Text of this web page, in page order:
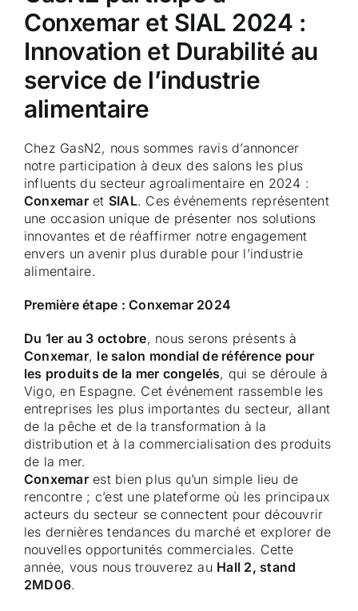
Conxemar et SIAL 2024 :
Innovation et Durabilité au
service de l’industrie
alimentaire
Chez GasN2, nous sommes ravis d’annoncer
notre participation à deux des salons les plus
influents du secteur agroalimentaire en 2024 :
Conxemaret SIAL. Ces événements représentent
une occasion unique de présenter nos solutions
innovantes et de réaffirmer notre engagement
envers un avenir plus durable pour l’industrie
alimentaire.
Première étape : Conxemar 2024
Du 1er au 3 octobre, nous serons présents à
Conxemar, le salon mondial de référence pour
les produits de la mer congelés, qui se déroule à
Vigo, en Espagne. Cet événement rassemble les
entreprises les plus importantes du secteur, allant
de la pêche et de la transformation à la
distribution et à la commercialisation des produits
de la mer.
Conxemarest bien plus qu’un simple lieu de
rencontre ; c’est une plateforme où les principaux
acteurs du secteur se connectent pour découvrir
les dernières tendances du marché et explorer de
nouvelles opportunités commerciales. Cette
année, vous nous trouverez au Hall 2, stand
2MD06.